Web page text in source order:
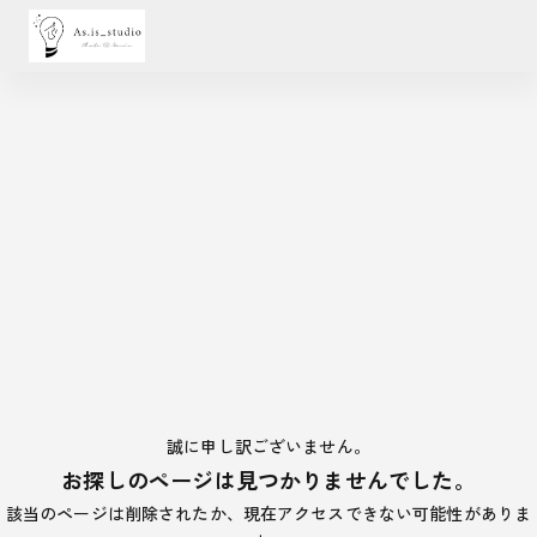
誠に申し訳ございません。
お探しのページは見つかりませんでした。
該当のページは削除されたか、現在アクセスできない可能性がありま